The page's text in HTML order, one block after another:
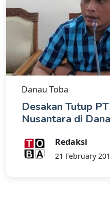
Danau Toba
Desakan Tutup
Nusantara di
Redaksi
21 February